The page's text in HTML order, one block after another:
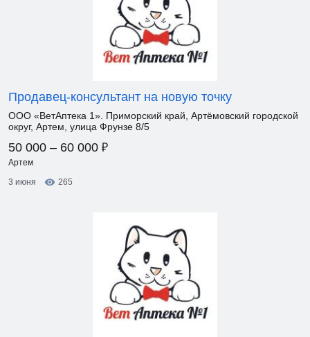
Продавец-консультант на новую точку
ООО «ВетАптека 1». Приморский край, Артёмовский городской
округ, Артем, улица Фрунзе 8/5
50 000 – 60 000 ₽
Артем
3 июня
265